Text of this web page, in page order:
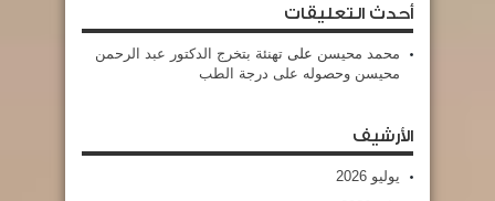
أحدث التعليقات
محمد محيسن على تهنئة بتخرج الدكتور عبد الرحمن
محيسن وحصوله على درجة الطب
الأرشيف
يوليو 2026